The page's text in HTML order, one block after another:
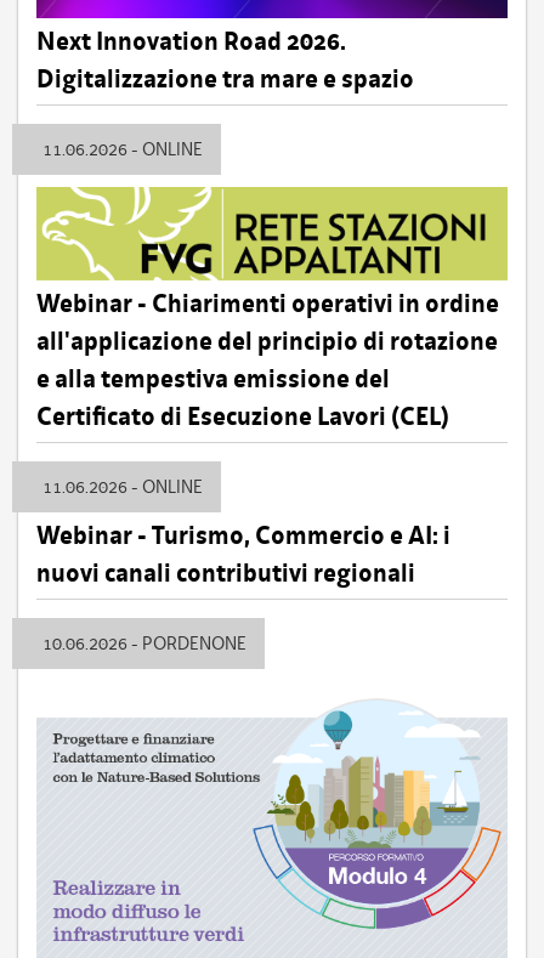
Next Innovation Road 2026.
Digitalizzazione tra mare e spazio
11.06.2026 - ONLINE
Webinar - Chiarimenti operativi in ordine
all'applicazione del principio di rotazione
e alla tempestiva emissione del
Certificato di Esecuzione Lavori (CEL)
11.06.2026 - ONLINE
Webinar - Turismo, Commercio e AI: i
nuovi canali contributivi regionali
10.06.2026 - PORDENONE